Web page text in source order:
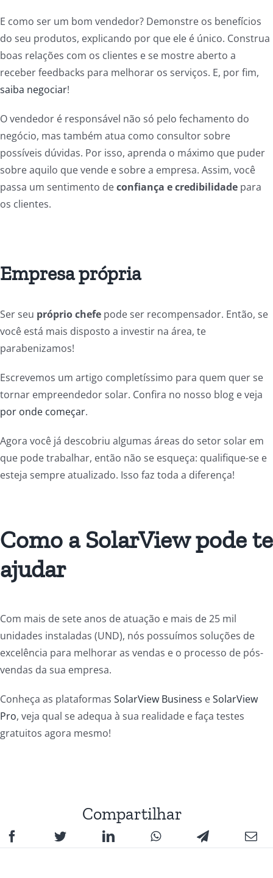
E como ser um bom vendedor? Demonstre os benefícios
do seu produtos, explicando por que ele é único. Construa
boas relações com os clientes e se mostre aberto a
receber feedbacks para melhorar os serviços. E, por fim,
saiba negociar!
O vendedor é responsável não só pelo fechamento do
negócio, mas também atua como consultor sobre
possíveis dúvidas. Por isso, aprenda o máximo que puder
sobre aquilo que vende e sobre a empresa. Assim, você
passa um sentimento deconfiança e credibilidadepara
os clientes.
Empresa própria
Ser seu próprio chefepode ser recompensador. Então, se
você está mais disposto a investir na área, te
parabenizamos!
Escrevemos um artigo completíssimo para quem quer se
tornar empreendedor solar. Confira no nosso blog eveja
por onde começar.
Agora você já descobriu algumas áreas do setor solar em
que pode trabalhar, então não se esqueça: qualifique-se e
esteja sempre atualizado. Isso faz toda a diferença!
Como a SolarView pode te
ajudar
Com mais de sete anos de atuação e mais de 25 mil
unidades instaladas (UND), nós possuímos soluções de
excelência para melhorar as vendas e o processo de pós-
vendas da sua empresa.
Conheça as plataformas SolarView Business eSolarView
Pro, veja qual se adequa à sua realidade e faça testes
gratuitos agora mesmo!
Compartilhar